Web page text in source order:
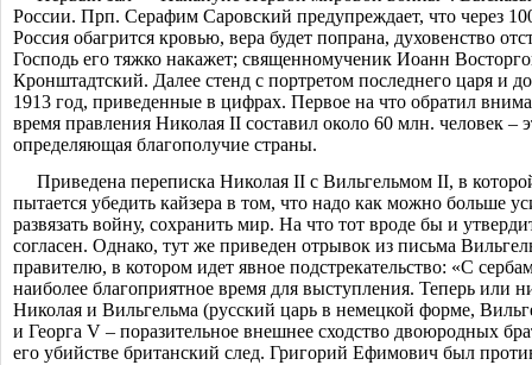
России. Прп. Серафим Саровский предупреждает, что через
Россия обагрится кровью, вера будет попрана, духовенство
Господь его тяжко накажет; священномученик Иоанн
Кронштадтский. Далее стенд с портретом последнего царя и
1913 год, приведенные в цифрах. Первое на что обратил
время правления Николая II составил около 60 млн. человек –
определяющая благополучие страны.
Приведена переписка Николая II с Вильгельмом II, в
пытается убедить кайзера в том, что надо как можно больше
развязать войну, сохранить мир. На что тот вроде бы и
согласен. Однако, тут же приведен отрывок из письма
правителю, в котором идет явное подстрекательство: «С
наиболее благоприятное время для выступления. Теперь или
Николая и Вильгельма (русский царь в немецкой форме,
и Георга V – поразительное внешнее сходство двоюродных
его убийстве британский след. Григорий Ефимович был